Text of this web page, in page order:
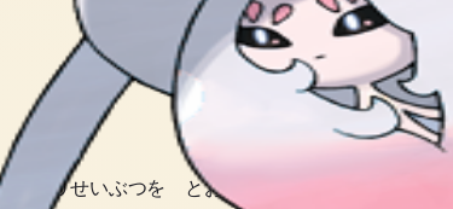
かの せいぶつを とおざけているのだ。